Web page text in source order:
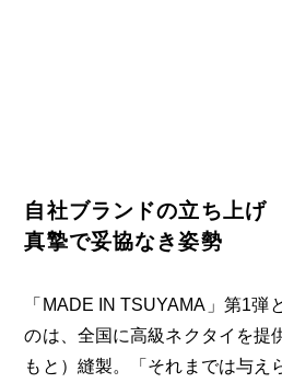
自社ブランドの立ち上げ
真摯で妥協なき姿勢
「MADE IN TSUYAMA」第1弾
のは、全国に高級ネクタイを提
もと）縫製。「それまでは与え